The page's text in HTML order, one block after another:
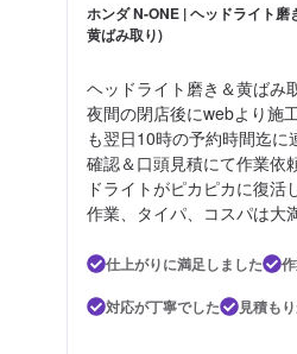
ホンダ N-ONE | ヘッドライト磨
黄ばみ取り)
ヘッドライト磨き＆黄ばみ
夜間の閉店後にwebより施
も翌日10時の予約時間迄
確認＆口頭見積にて作業依
ドライトがピカピカに復活
作業、タイパ、コスパは大
仕上がりに満足しました
対応が丁寧でした
見積も